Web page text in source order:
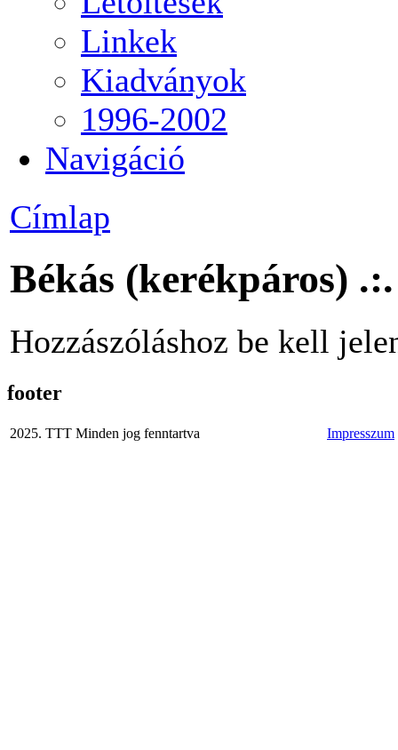
Linkek
Kiadványok
1996-2002
Navigáció
Címlap
Békás (kerékpáros)
Hozzászóláshoz be kell
footer
2025. TTT Minden jog fenntartva Impresszum